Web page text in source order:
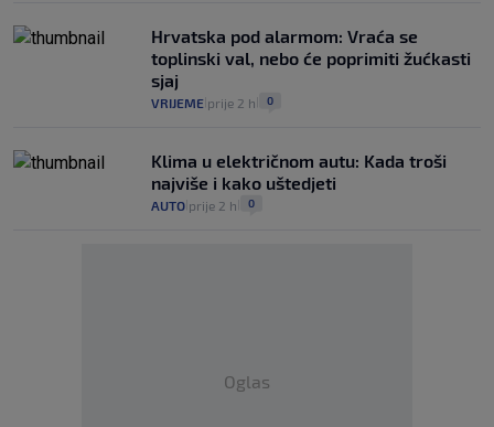
Hrvatska pod alarmom: Vraća se
toplinski val, nebo će poprimiti žućkasti
sjaj
VRIJEME prije 2 h 0
Klima u električnom autu: Kada troši
najviše i kako uštedjeti
AUTO prije 2 h 0
Oglas